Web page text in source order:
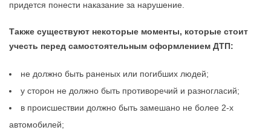
придется понести наказание за нарушение.
Также существуют некоторые моменты, которые стоит
учесть перед самостоятельным оформлением ДТП:
не должно быть раненых или погибших людей;
у сторон не должно быть противоречий и разногласий;
в происшествии должно быть замешано не более 2-х
автомобилей;